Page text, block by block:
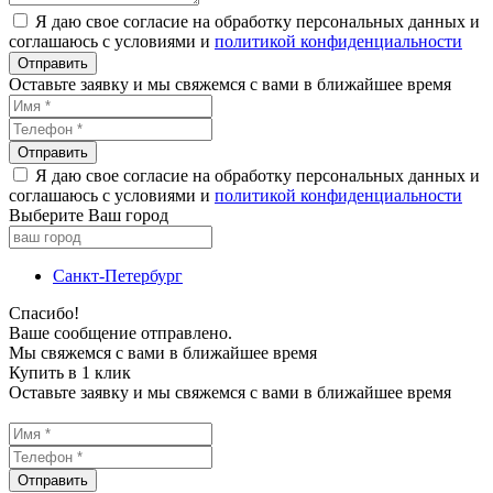
Я даю свое согласие на обработку персональных данных и
соглашаюсь с условиями и политикой конфиденциальности
Оставьте заявку и мы свяжемся с вами в ближайшее время
Я даю свое согласие на обработку персональных данных и
соглашаюсь с условиями и политикой конфиденциальности
Выберите Ваш город
Санкт-Петербург
Спасибо!
Ваше сообщение отправлено.
Мы свяжемся с вами в ближайшее время
Купить в 1 клик
Оставьте заявку и мы свяжемся с вами в ближайшее время